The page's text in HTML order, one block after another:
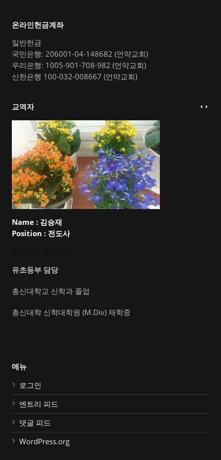
온라인헌금계좌
일반헌금
국민은행: 206001-04-148682 (언약교회)
우리은행: 1005-901-708-982 (언약교회)
신한은행 100-032-008667 (언약교회)
교역자
Name : 김승재
Position : 전도사
유초등부 담당
총신대학교 신학과 졸업
총신대학 신학대학원 (M.Div) 재학중
메뉴
로그인
엔트리 피드
댓글 피드
WordPress.org